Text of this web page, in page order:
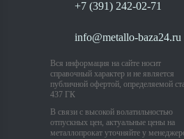
+7 (391) 242-02-71
info@metallo-baza24.ru
Вся информация на сайте носит
справочный характер и не является
публичной офертой, определяемой
437 ГК
В связи с высокой волатильностью
отпускных цен, актуальные цены на
металлопрокат уточняйте у